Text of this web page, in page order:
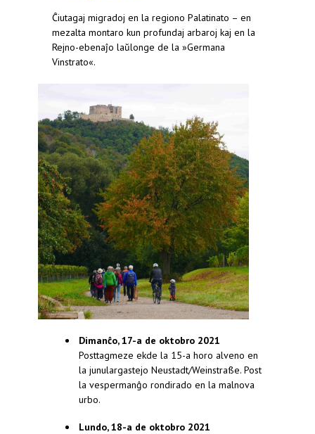
Ĉiutagaj migradoj en la regiono Palatinato – en
mezalta montaro kun profundaj arbaroj kaj en la
Rejno-ebenaĵo laŭlonge de la »Germana
Vinstrato«.
Dimanĉo, 17-a de oktobro 2021
Posttagmeze ekde la 15-a horo alveno en
la junulargastejo Neustadt/Weinstraße. Post
la vespermanĝo rondirado en la malnova
urbo.
Lundo, 18-a de oktobro 2021